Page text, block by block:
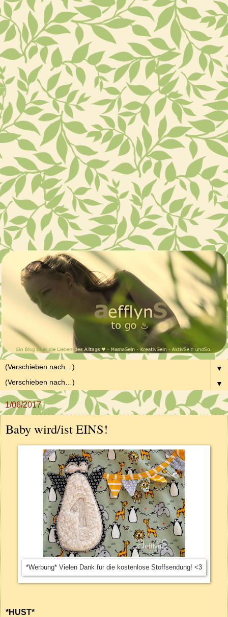
▼
▼
1/06/2017
Baby wird/ist EINS!
*Werbung* Vielen Dank für die kostenlose Stoffsendung! <3
*HUST*